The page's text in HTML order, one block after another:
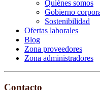
Quiénes somos
Gobierno
Sostenibilidad
Ofertas laborales
Blog
Zona proveedores
Zona administradores
Contacto